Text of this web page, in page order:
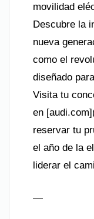
movilidad
Descubre la
nueva
como el
diseñado
Visita tu
en
reservar tu
el año de la
liderar el
—